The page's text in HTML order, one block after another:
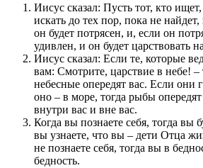
Иисус сказал: Пусть тот, кто ищет,
искать до тех пор, пока не найдет,
он будет потрясен, и, если он
удивлен, и он будет царствовать
Иисус сказал: Если те, которые
вам: Смотрите, царствие в небе! –
небесные опередят вас. Если они
оно – в море, тогда рыбы
внутри вас и вне вас.
Когда вы познаете себя, тогда вы
вы узнаете, что вы – дети Отца
не познаете себя, тогда вы в
бедность.